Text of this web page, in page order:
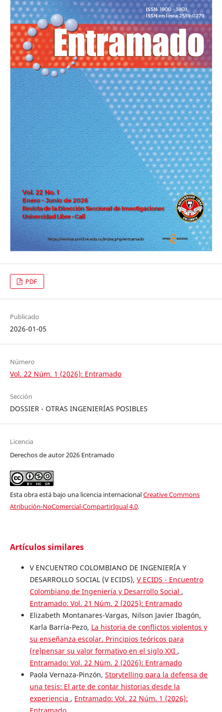
PDF
Publicado
2026-01-05
Número
Vol. 22 Núm. 1 (2026): Entramado
Sección
DOSSIER - OTRAS INGENIERÍAS POSIBLES
Licencia
Derechos de autor 2026 Entramado
Esta obra está bajo una licencia internacionalCreative Commons
Atribución-NoComercial-CompartirIgual 4.0.
Artículos similares
V ENCUENTRO COLOMBIANO DE INGENIERÍA Y
DESARROLLO SOCIAL (V ECIDS), V ECIDS - Encuentro
Colombiano de Ingeniería y Desarrollo Social ,
Entramado: Vol. 21 Núm. 2 (2025): Entramado
Elizabeth Montanares-Vargas, Nilson Javier Ibagón,
Karla Barría-Pezo, La historia de conflictos violentos y
su enseñanza escolar. Principios teóricos para
(re)pensar su valor formativo en el siglo XXI ,
Entramado: Vol. 22 Núm. 2 (2026): Entramado
Paola Vernaza-Pinzón, Storytelling para la defensa de
una tesis: El arte de contar historias desde la
experiencia , Entramado: Vol. 22 Núm. 1 (2026):